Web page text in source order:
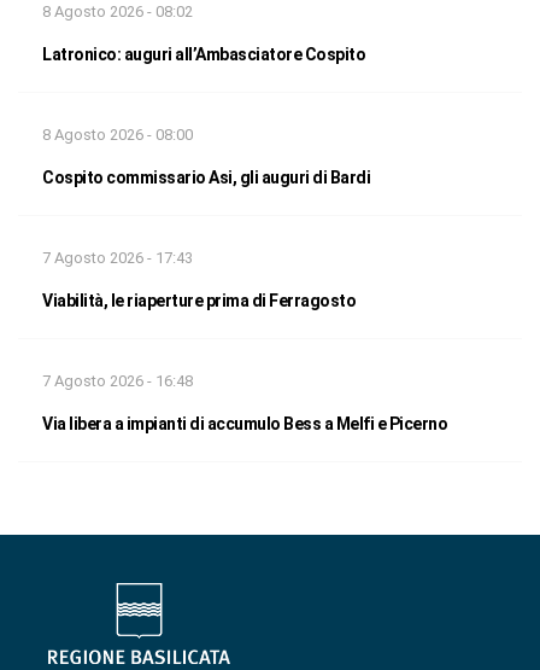
8 Agosto 2026 - 08:02
Latronico: auguri all’Ambasciatore Cospito
8 Agosto 2026 - 08:00
Cospito commissario Asi, gli auguri di Bardi
7 Agosto 2026 - 17:43
Viabilità, le riaperture prima di Ferragosto
7 Agosto 2026 - 16:48
Via libera a impianti di accumulo Bess a Melfi e Picerno